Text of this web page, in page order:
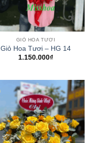
GIỎ HOA TƯƠI
Giỏ Hoa Tươi – HG 14
1.150.000₫